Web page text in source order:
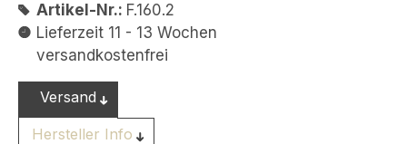
Artikel-Nr.: F.160.2
Lieferzeit 11 - 13 Wochen
versandkostenfrei
Versand
Hersteller Info